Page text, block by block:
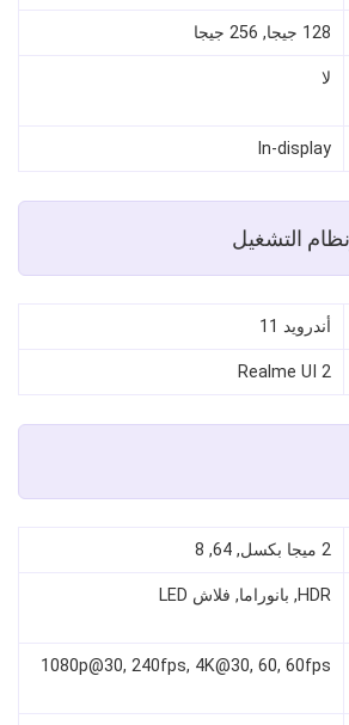
128 جيجا, 256 جيجا
لا
In-display
التشغيل
أندرويد 11
Realme UI 2
2 ميجا بكسل, 64, 8
HDR, بانوراما, فلاش LED
1080p@30, 240fps, 4K@30, 60, 60fps